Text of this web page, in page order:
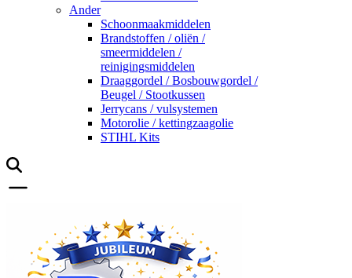
Ander
Schoonmaakmiddelen
Brandstoffen / oliën /
smeermiddelen /
reinigingsmiddelen
Draaggordel / Bosbouwgordel /
Beugel / Stootkussen
Jerrycans / vulsystemen
Motorolie / kettingzaagolie
STIHL Kits